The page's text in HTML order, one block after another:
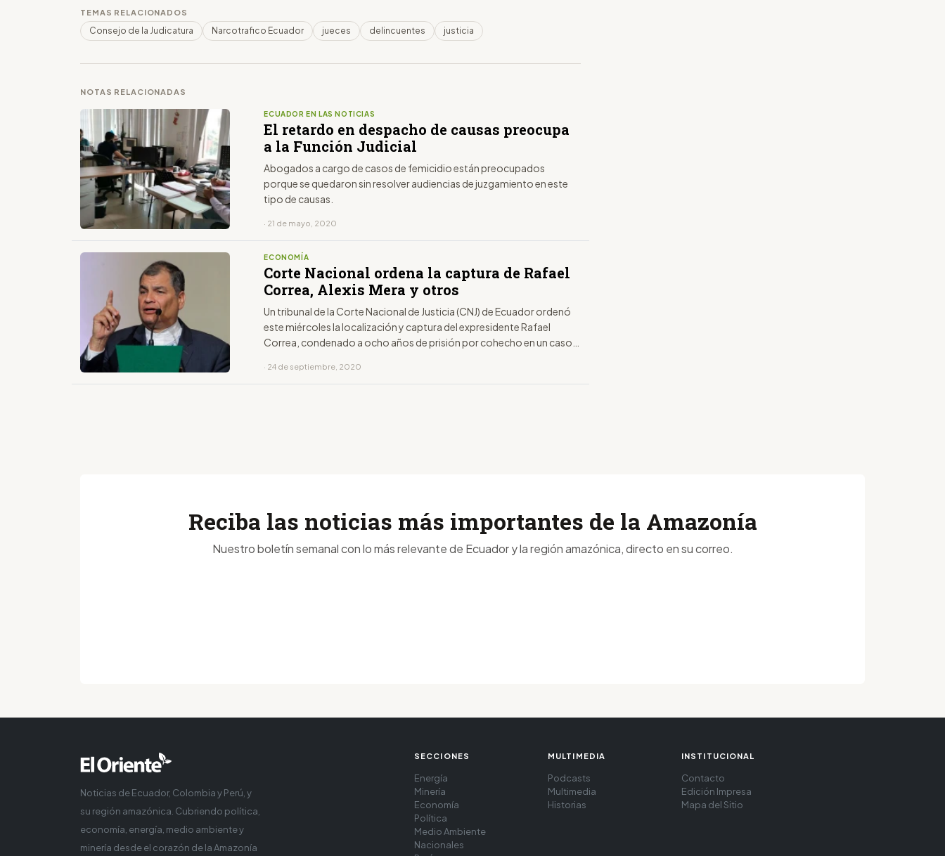
TEMAS RELACIONADOS
Consejo de la Judicatura Narcotrafico Ecuador jueces delincuentes justicia
NOTAS RELACIONADAS
ECUADOR EN LAS NOTICIAS
El retardo en despacho de causas preocupa
a la Función Judicial
Abogados a cargo de casos de femicidio están preocupados
porque se quedaron sin resolver audiencias de juzgamiento en este
tipo de causas.
· 21 de mayo, 2020
ECONOMÍA
Corte Nacional ordena la captura de Rafael
Correa, Alexis Mera y otros
Un tribunal de la Corte Nacional de Justicia (CNJ) de Ecuador ordenó
este miércoles la localización y captura del expresidente Rafael
Correa, condenado a ocho años de prisión por cohecho en un caso
su derecho a participar en elecciones.
· 24 de septiembre, 2020
Reciba las noticias más importantes de la Amazonía
Nuestro boletín semanal con lo más relevante de Ecuador y la región amazónica, directo en su correo.
Noticias de Ecuador, Colombia y Perú, y
su región amazónica. Cubriendo política,
economía, energía, medio ambiente y
minería desde el corazón de la Amazonía
SECCIONES
Energía
Minería
Economía
Política
Medio Ambiente
Nacionales
MULTIMEDIA
Podcasts
Multimedia
Historias
INSTITUCIONAL
Contacto
Edición Impresa
Mapa del Sitio